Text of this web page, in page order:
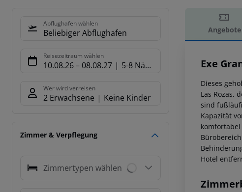
Abflughafen wählen
Beliebiger Abflughafen
Reisezeitraum wählen
10.08.26– 08.08.27 5-8 Nächte
Wer wird verreisen
2 Erwachsene Keine Kinder
Zimmer & Verpflegung
Zimmertypen wählen
Angebote
Exe
Dieses
Las Rozas,
sind
Kapazität
Hotel